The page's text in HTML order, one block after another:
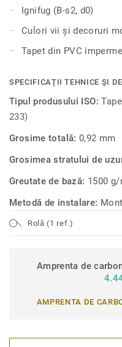
conține pardoseli și
Ignifug (B-s2, d0)
Culori vii și decoruri
Tapet din PVC
SPECIFICAȚII TEHNICE ȘI
Tipul produsului ISO:
233)
Grosime totală:0,92 mm
Grosimea stratului de
Greutate de bază: 1500 g/
Metodă de instalare:
Rolă (1 ref.)
Amprenta de
AMPRENTA DE